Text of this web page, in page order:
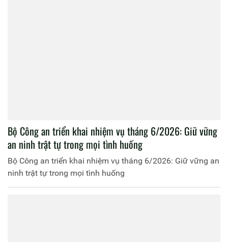
Bộ Công an triển khai nhiệm vụ tháng 6/2026: Giữ vững
an ninh trật tự trong mọi tình huống
Bộ Công an triển khai nhiệm vụ tháng 6/2026: Giữ vững an
ninh trật tự trong mọi tình huống